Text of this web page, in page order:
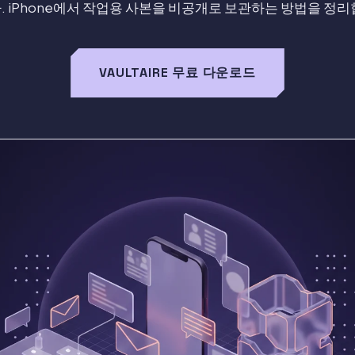
iPhone에서 작업용 사본을 비공개로 보관하는 방법을 정리
VAULTAIRE 무료 다운로드